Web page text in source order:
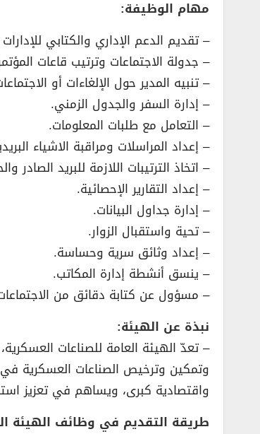
مهام الوظيفة:
– تقديم الدعم الإداري والكتابي للإدارات
– جدولة الاجتماعات وترتيب قاعات
– تنبيه المدير حول الإلغاءات أو
– إدارة السفر والجدول الزمني.
– التعامل مع طلبات المعلومات.
– إعداد المراسلات ومراقبة الاشياء
– اتخاذ الترتيبات اللازمة للبريد الصادر
– إعداد التقارير الإحصائية.
– إدارة جداول البيانات.
– تحية واستقبال الزوار.
– إعداد وثائق سرية وحساسة.
– ينسق أنشطة إدارة المكاتب.
– مسؤول عن كتابة دقائق من
نبذة عن الهيئة:
وتمكين وترخيص الصناعات العسكرية
واقتصادية كبرى، ويساهم في تعزيز
طريقة التقديم في وظائف الهيئة